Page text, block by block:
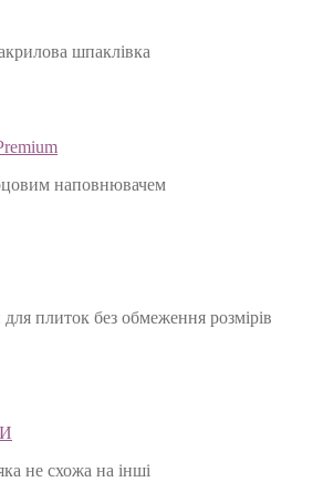
шпаклівка
наповнювачем
плиток без обмеження розмірів
не схожа на інші